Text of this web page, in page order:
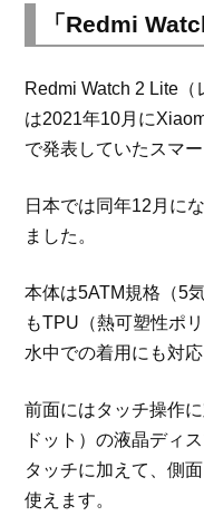
「Redmi
Redmi Watch 2 Lite（
は2021年10月に
で発表していたスマー
日本では同年12月に
ました。
本体は5ATM規格（5
もTPU（熱可塑性ポ
水中での着用にも対応
前面にはタッチ操作
ドット）の液晶ディ
タッチに加えて、側
使えます。